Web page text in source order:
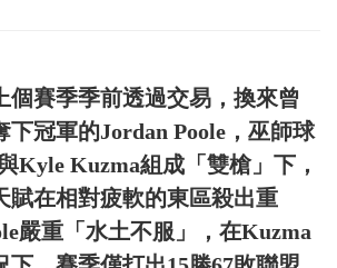
個賽季季前透過交易，換來曾
下冠軍的Jordan Poole，巫師球
Kyle Kuzma組成「雙槍」下，
賦在相對疲軟的東區殺出重
嚴重「水土不服」，在Kuzma